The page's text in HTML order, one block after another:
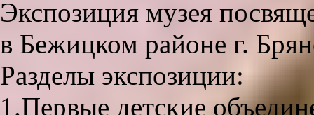
Экспозиция музея
в Бежицком районе г.
Разделы экспозиции:
1.Первые детские